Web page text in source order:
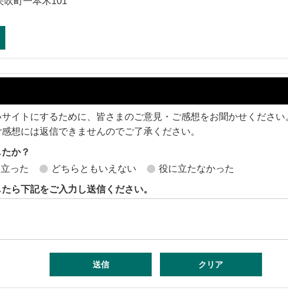
イトにするために、皆さまのご意見・ご感想をお聞かせください
想には返信できませんのでご了承ください。
か？
った どちらともいえない 役に立たなかった
ら下記をご入力し送信ください。